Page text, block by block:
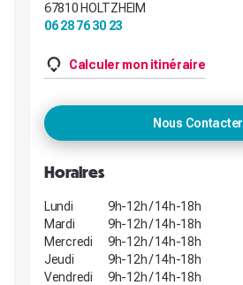
67810 HOLTZHEIM
06 28 76 30 23
Calculer mon itinéraire
Nous Contacter
Horaires
Lundi
9h-12h / 14h-18h
Mardi
9h-12h / 14h-18h
Mercredi
9h-12h / 14h-18h
Jeudi
9h-12h / 14h-18h
Vendredi
9h-12h / 14h-18h